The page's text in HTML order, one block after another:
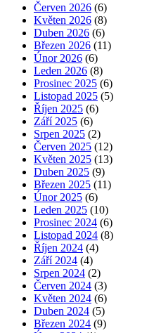
Červen 2026 (6)
Květen 2026 (8)
Duben 2026 (6)
Březen 2026 (11)
Únor 2026 (6)
Leden 2026 (8)
Prosinec 2025 (6)
Listopad 2025 (5)
Říjen 2025 (6)
Září 2025 (6)
Srpen 2025 (2)
Červen 2025 (12)
Květen 2025 (13)
Duben 2025 (9)
Březen 2025 (11)
Únor 2025 (6)
Leden 2025 (10)
Prosinec 2024 (6)
Listopad 2024 (8)
Říjen 2024 (4)
Září 2024 (4)
Srpen 2024 (2)
Červen 2024 (3)
Květen 2024 (6)
Duben 2024 (5)
Březen 2024 (9)